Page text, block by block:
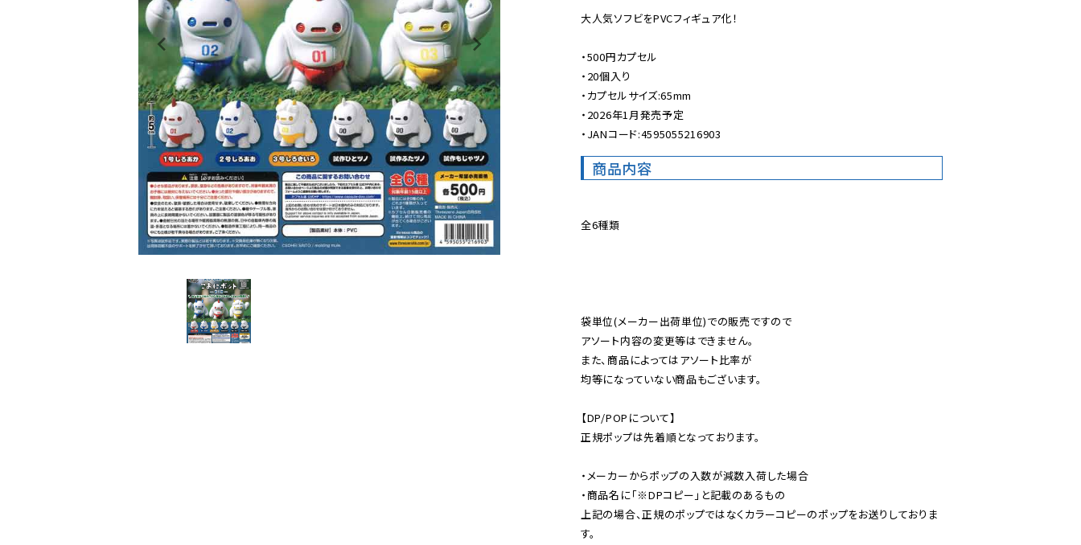
販促用カプセルトイ
よくあるご質問
ご利用ガイド
06-6282-7659
大人気ソフビをPVCフィギュア化！
・500円カプセル
・20個入り
・カプセルサイズ:65mm
・2026年1月発売予定
・JANコード:4595055216903
商品内容
全6種類
袋単位(メーカー出荷単位)での販売ですので
アソート内容の変更等はできません。
また、商品によってはアソート比率が
均等になっていない商品もございます。
【DP/POPについて】
正規ポップは先着順となっております。
・メーカーからポップの入数が減数入荷した場合
・商品名に「※DPコピー」と記載のあるもの
上記の場合、正規のポップではなくカラーコピーのポップをお送りしておりま
す。